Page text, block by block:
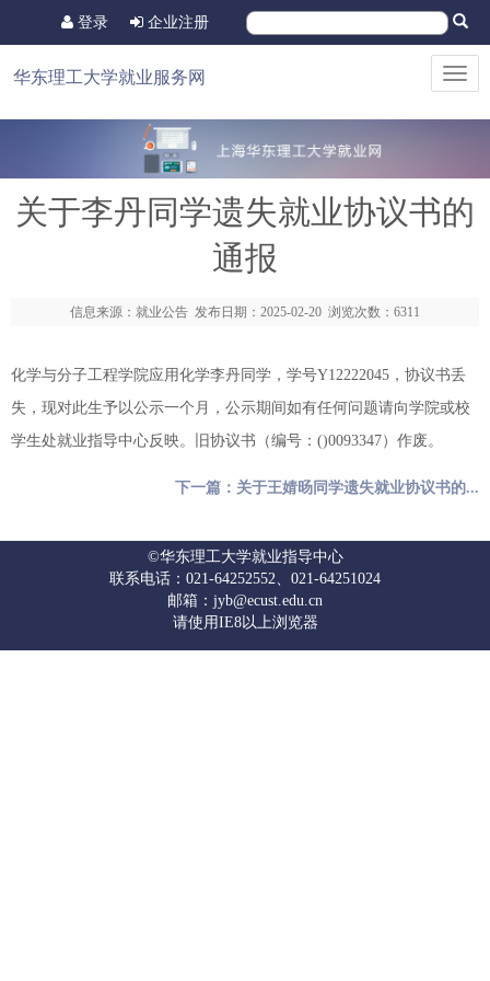
企业注册
登录
华东理工大学就业服务网
关于李丹同学遗失就业协议书的
通报
信息来源：就业公告 发布日期：2025-02-20 浏览次数：6311
化学与分子工程学院应用化学李丹同学，学号Y12222045，协议书丢
失，现对此生予以公示一个月，公示期间如有任何问题请向学院或校
学生处就业指导中心反映。旧协议书（编号：()0093347）作废。
下一篇：关于王婧旸同学遗失就业协议书的...
©华东理工大学就业指导中心
联系电话：021-64252552、021-64251024
邮箱：jyb@ecust.edu.cn
请使用IE8以上浏览器